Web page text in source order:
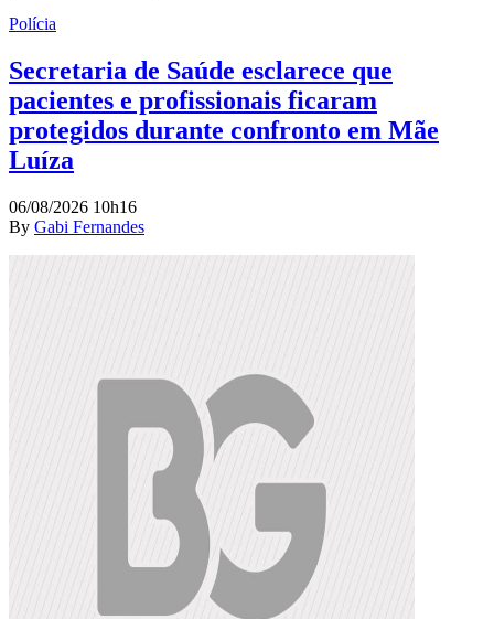
Polícia
Secretaria de Saúde esclarece que
pacientes e profissionais ficaram
protegidos durante confronto em Mãe
Luíza
06/08/2026 10h16
By Gabi Fernandes